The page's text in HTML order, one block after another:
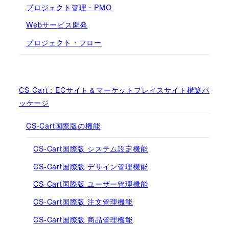
プロジェクト管理・PMO
Webサービス開発
プロジェクト・フロー
CS-Cart：ECサイト＆マーケットプレイスサイト構築パ
ッケージ
CS-Cart国際版の機能
CS-Cart国際版 システム設定機能
CS-Cart国際版 デザイン管理機能
CS-Cart国際版 ユーザー管理機能
CS-Cart国際版 注文管理機能
CS-Cart国際版 商品管理機能